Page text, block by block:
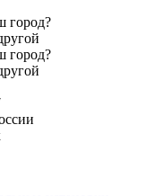
город?
город?